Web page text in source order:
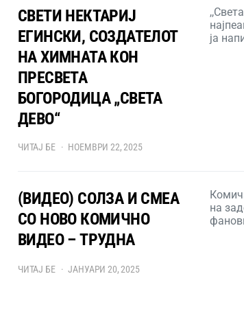
СВЕТИ НЕКТАРИЈ
ЕГИНСКИ, СОЗДАТЕЛОТ
НА ХИМНАТА КОН
ПРЕСВЕТА
БОГОРОДИЦА „СВЕТА
ДЕВО“
ја
ЧИТАЈ БЕ НОЕМВРИ 22, 2025
(ВИДЕО) СОЛЗА И СМЕА
СО НОВО КОМИЧНО
ВИДЕО – ТРУДНА
на
ЧИТАЈ БЕ ЈАНУАРИ 20, 2025